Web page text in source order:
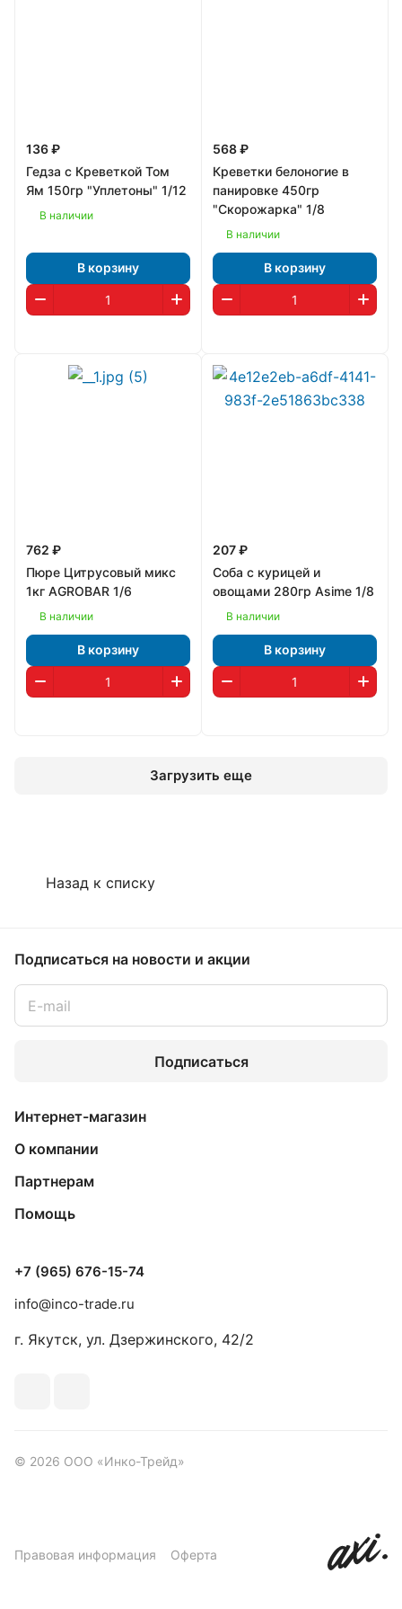
136 ₽
Гедза с Креветкой Том
Ям 150гр "Уплетоны" 1/12
В наличии
В корзину
568 ₽
Креветки белоногие в
панировке 450гр
"Скорожарка" 1/8
В наличии
В корзину
762 ₽
Пюре Цитрусовый микс
1кг AGROBAR 1/6
В наличии
В корзину
207 ₽
Соба с курицей и
овощами 280гр Asime 1/8
В наличии
В корзину
Загрузить еще
Назад к списку
Подписаться на новости и акции
Подписаться
Интернет-магазин
О компании
Партнерам
Помощь
+7 (965) 676-15-74
info@inco-trade.ru
г. Якутск, ул. Дзержинского, 42/2
© 2026 ООО «Инко-Трейд»
Правовая информация Оферта